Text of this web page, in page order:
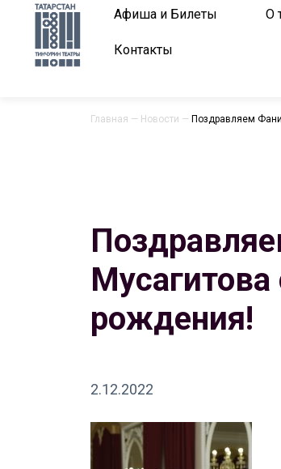
Афиша и Билеты О
Контакты
Главная — Новости — Поздравляем
рождения!
2.12.2022